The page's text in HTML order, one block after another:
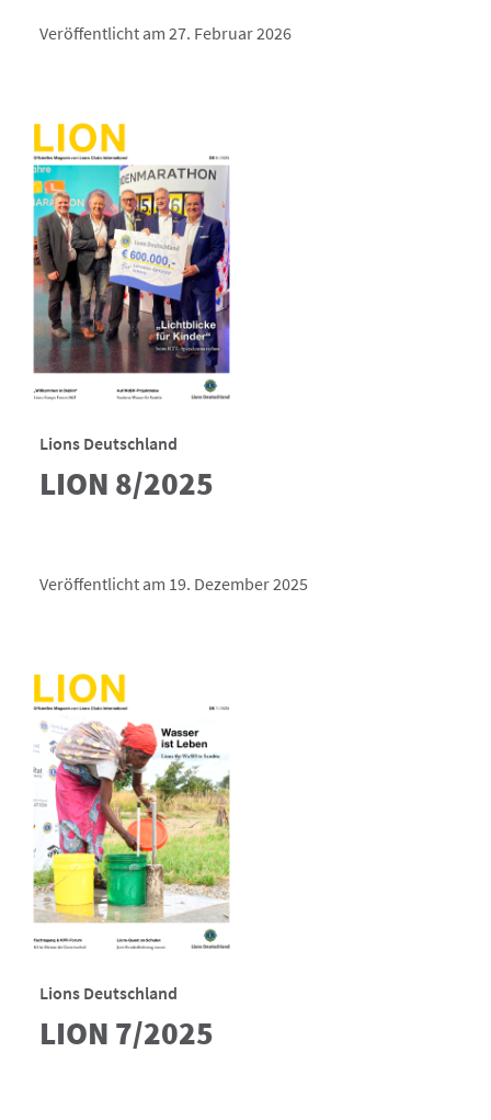
Veröffentlicht am 27. Februar 2026
Lions Deutschland
LION 8/2025
Veröffentlicht am 19. Dezember 2025
Lions Deutschland
LION 7/2025